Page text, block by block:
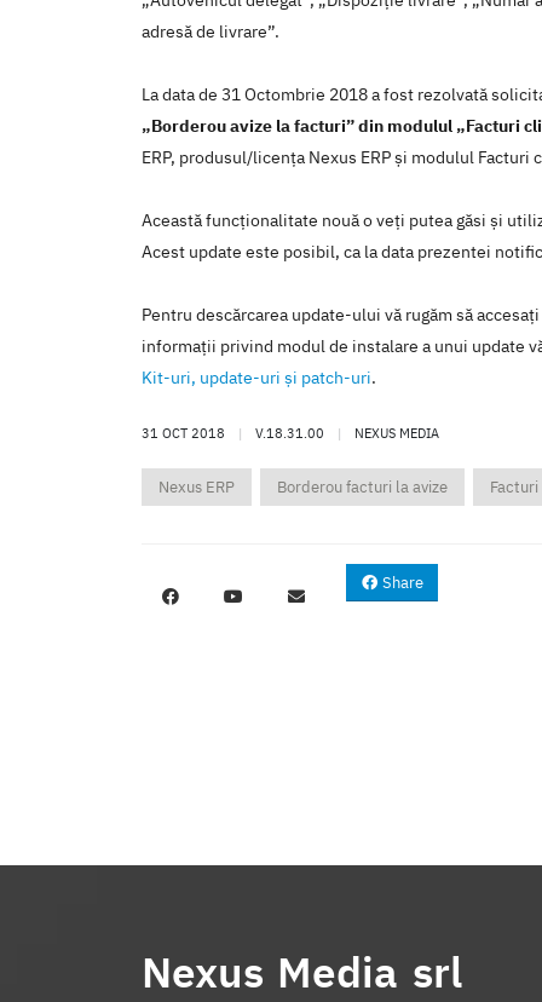
adresă de livrare”.
La data de 31 Octombrie 2018 a fost rezolvată
„Borderou avize la facturi” din modulul „Facturi
ERP, produsul/licenţa Nexus ERP şi modulul Facturi
Această funcţionalitate nouă o veţi putea găsi şi
Acest update este posibil, ca la data prezentei
Pentru descărcarea update-ului vă rugăm să
informaţii privind modul de instalare a unui update
Kit-uri, update-uri şi patch-uri.
31 OCT 2018 | V.18.31.00 | NEXUS MEDIA
Nexus ERP Borderou facturi la avize
Share
Nexus Media srl